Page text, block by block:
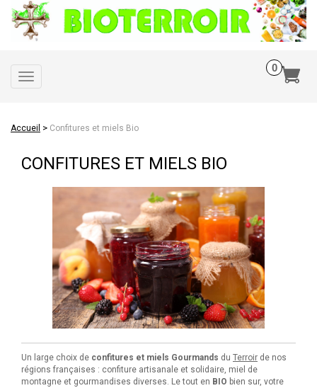
Toggle
navigation
Accueil > Confitures et miels Bio
CONFITURES ET MIELS BIO
Un large choix de confitures et miels Gourmands du Terroir de nos
régions françaises : confiture artisanale et solidaire, miel de
montagne et gourmandises diverses. Le tout en BIO bien sur, votre